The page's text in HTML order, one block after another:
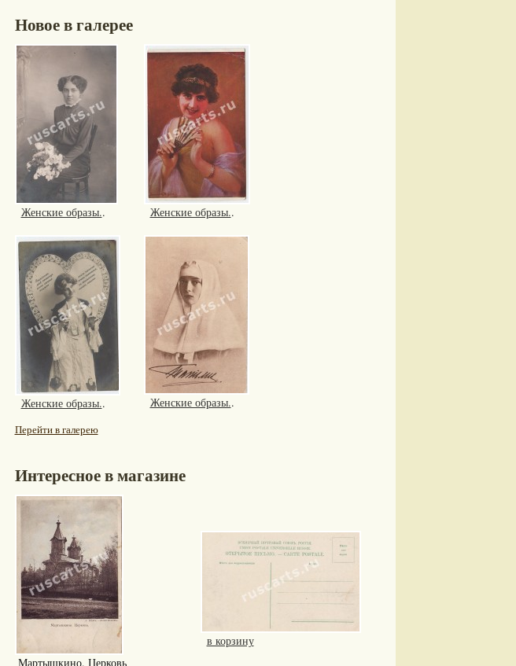
Новое в галерее
Женские образы.. Женские образы..
Женские образы.. Женские образы..
Перейти в галерею
Интересное в магазине
Мартышкино. Церковь
в корзину